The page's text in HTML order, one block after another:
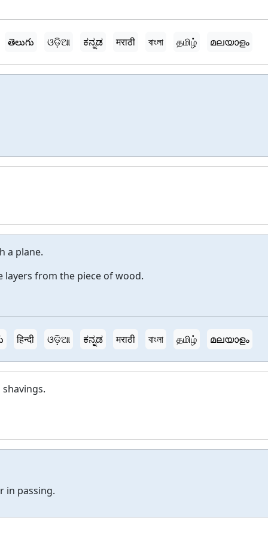
తెలుగు ଓଡ଼ିଆ ಕನ್ನಡ मराठी বাংলা தமிழ் മലയാളം
a plane.
layers from the piece of wood.
हिन्दी ଓଡ଼ିଆ ಕನ್ನಡ मराठी বাংলা தமிழ் മലയാളം
in passing.